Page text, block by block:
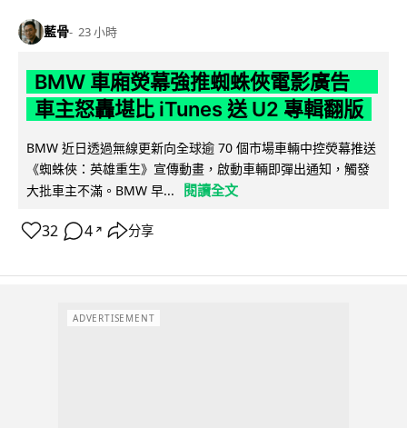
藍骨 23 小時
BMW 車廂熒幕強推蜘蛛俠電影廣告
車主怒轟堪比 iTunes 送 U2 專輯翻版
BMW 近日透過無線更新向全球逾 70 個市場車輛中控熒幕推送
《蜘蛛俠：英雄重生》宣傳動畫，啟動車輛即彈出通知，觸發
大批車主不滿。BMW 早...
閱讀全文
32 4 ↗ 分享
ADVERTISEMENT